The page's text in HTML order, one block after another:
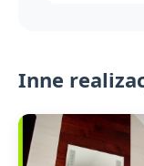
Inne